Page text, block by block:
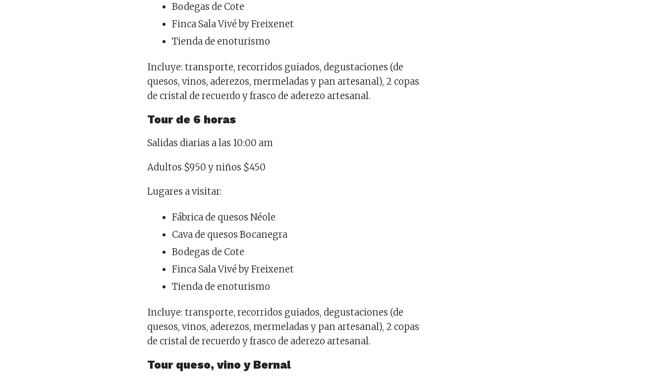
Bodegas de Cote
Finca Sala Vivé by Freixenet
Tienda de enoturismo
Incluye: transporte, recorridos guiados, degustaciones (de
quesos, vinos, aderezos, mermeladas y pan artesanal), 2 copas
de cristal de recuerdo y frasco de aderezo artesanal.
Tour de 6 horas
Salidas diarias a las 10:00 am
Adultos $950 y niños $450
Lugares a visitar:
Fábrica de quesos Néole
Cava de quesos Bocanegra
Bodegas de Cote
Finca Sala Vivé by Freixenet
Tienda de enoturismo
Incluye: transporte, recorridos guiados, degustaciones (de
quesos, vinos, aderezos, mermeladas y pan artesanal), 2 copas
de cristal de recuerdo y frasco de aderezo artesanal.
Tour queso, vino y Bernal